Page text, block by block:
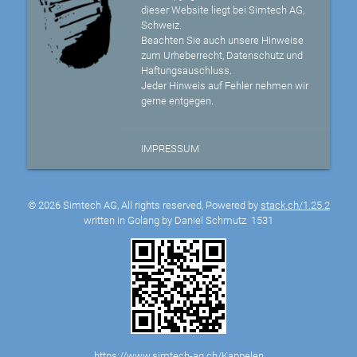
dieser Website liegt bei Simtech AG,
Schweiz.
Beachten Sie auch unsere Hinweise
zum Urheberrecht, Datenschutz und
Haftungsauschluss.
Jeder Hinweis auf Fehler nehmen wir
gerne entgegen.
IMPRESSUM
© 2026 Simtech AG, All rights reserved, Powered by stack.ch/1.25.2
written in Golang by Daniel Schmutz 1531